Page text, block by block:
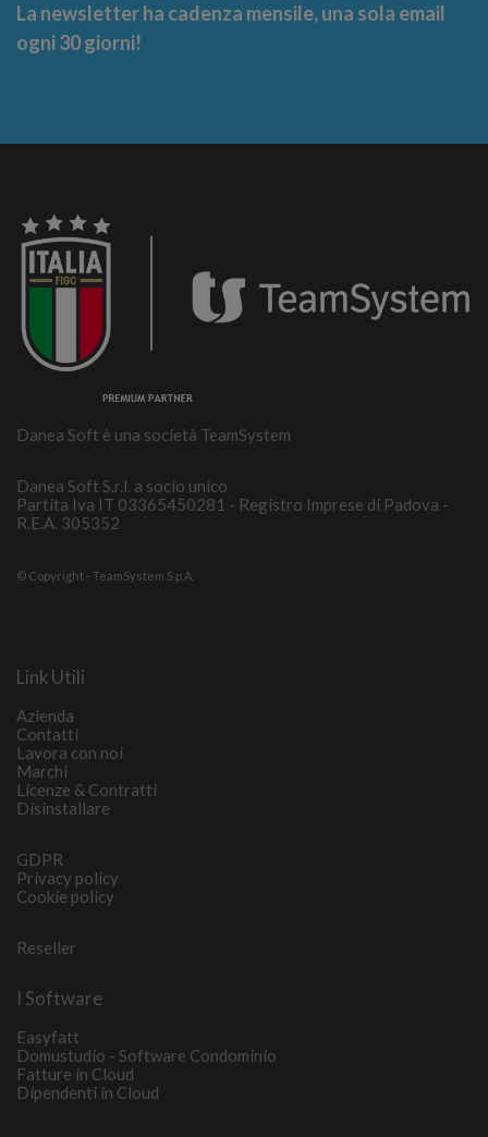
La newsletter ha cadenza mensile, una sola email
ogni 30 giorni!
Danea Soft è una società TeamSystem
Danea Soft S.r.l. a socio unico
Partita Iva IT 03365450281 - Registro Imprese di Padova -
R.E.A. 305352
© Copyright - TeamSystem S.p.A.
Link Utili
Azienda
Contatti
Lavora con noi
Marchi
Licenze & Contratti
Disinstallare
GDPR
Privacy policy
Cookie policy
Reseller
I Software
Easyfatt
Domustudio - Software Condominio
Fatture in Cloud
Dipendenti in Cloud